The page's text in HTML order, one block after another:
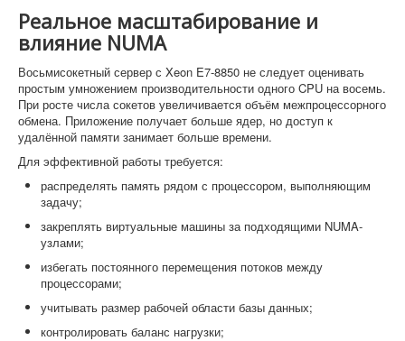
Реальное масштабирование и
влияние NUMA
Восьмисокетный сервер с Xeon E7-8850 не следует оценивать
простым умножением производительности одного CPU на восемь.
При росте числа сокетов увеличивается объём межпроцессорного
обмена. Приложение получает больше ядер, но доступ к
удалённой памяти занимает больше времени.
Для эффективной работы требуется:
распределять память рядом с процессором, выполняющим
задачу;
закреплять виртуальные машины за подходящими NUMA-
узлами;
избегать постоянного перемещения потоков между
процессорами;
учитывать размер рабочей области базы данных;
контролировать баланс нагрузки;